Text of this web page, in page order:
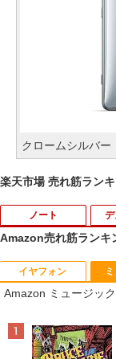
クロームシルバー
楽天市場 売れ筋ラン
ノート
1
1
1
1
Amazon売れ筋ランキ
イヤフォン
Amazon ミュージッ